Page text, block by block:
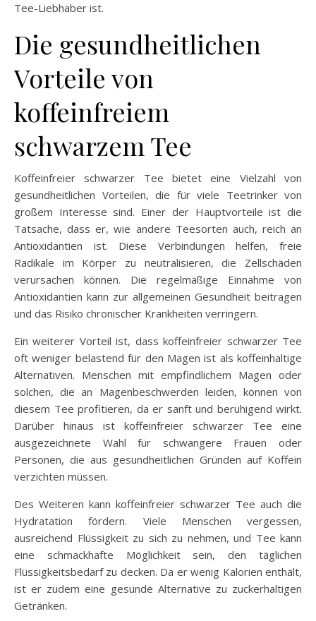
Tee-Liebhaber ist.
Die gesundheitlichen
Vorteile von
koffeinfreiem
schwarzem Tee
Koffeinfreier schwarzer Tee bietet eine Vielzahl von
gesundheitlichen Vorteilen, die für viele Teetrinker von
großem Interesse sind. Einer der Hauptvorteile ist die
Tatsache, dass er, wie andere Teesorten auch, reich an
Antioxidantien ist. Diese Verbindungen helfen, freie
Radikale im Körper zu neutralisieren, die Zellschäden
verursachen können. Die regelmäßige Einnahme von
Antioxidantien kann zur allgemeinen Gesundheit beitragen
und das Risiko chronischer Krankheiten verringern.
Ein weiterer Vorteil ist, dass koffeinfreier schwarzer Tee
oft weniger belastend für den Magen ist als koffeinhaltige
Alternativen. Menschen mit empfindlichem Magen oder
solchen, die an Magenbeschwerden leiden, können von
diesem Tee profitieren, da er sanft und beruhigend wirkt.
Darüber hinaus ist koffeinfreier schwarzer Tee eine
ausgezeichnete Wahl für schwangere Frauen oder
Personen, die aus gesundheitlichen Gründen auf Koffein
verzichten müssen.
Des Weiteren kann koffeinfreier schwarzer Tee auch die
Hydratation fördern. Viele Menschen vergessen,
ausreichend Flüssigkeit zu sich zu nehmen, und Tee kann
eine schmackhafte Möglichkeit sein, den täglichen
Flüssigkeitsbedarf zu decken. Da er wenig Kalorien enthält,
ist er zudem eine gesunde Alternative zu zuckerhaltigen
Getränken.